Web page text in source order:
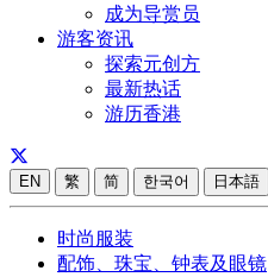
成为导赏员
游客资讯
探索元创方
最新热话
游历香港
EN 繁 简 한국어 日本語
时尚服装
配饰、珠宝、钟表及眼镜